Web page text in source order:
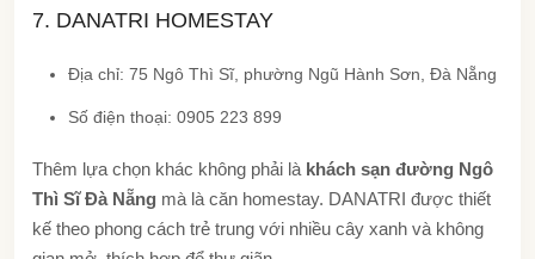
7. DANATRI HOMESTAY
Địa chỉ: 75 Ngô Thì Sĩ, phường Ngũ Hành Sơn, Đà Nẵng
Số điện thoại: 0905 223 899
Thêm lựa chọn khác không phải là khách sạn đường Ngô
Thì Sĩ Đà Nẵng mà là căn homestay. DANATRI được thiết
kế theo phong cách trẻ trung với nhiều cây xanh và không